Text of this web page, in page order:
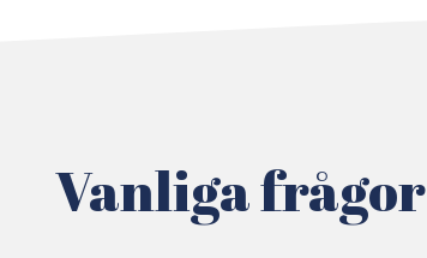
Vanliga frågor